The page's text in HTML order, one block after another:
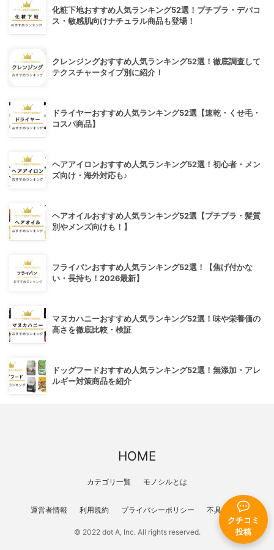
クチコミ
投稿
化粧下地おすすめ人気ランキング52選！プチプラ・デパコ
ス・敏感肌向けナチュラル商品も登場！
クレンジングおすすめ人気ランキング52選！徹底調査して
テクスチャータイプ別に紹介！
ドライヤーおすすめ人気ランキング52選【速乾・くせ毛・
コスパ商品】
ヘアアイロンおすすめ人気ランキング52選！初心者・メン
ズ向け・海外対応も♪
ヘアオイルおすすめ人気ランキング52選【プチプラ・髪質
別やメンズ向けも！】
フライパンおすすめ人気ランキング52選！【焦げ付かな
い・長持ち！2026最新】
マヌカハニーおすすめ人気ランキング52選！味や栄養価の
高さを徹底比較・検証
ドッグフードおすすめ人気ランキング52選！無添加・アレ
ルギー対策商品を紹介
HOME
カテゴリ一覧 モノシルとは
運営者情報 利用規約 プライバシーポリシー 不具合報告
© 2022 dot A, Inc. All rights reserved.